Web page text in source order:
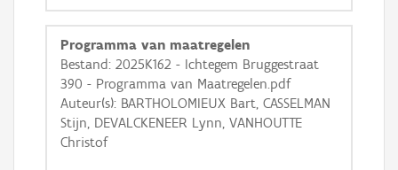
Basis Lagen
OSM-Basiskaart
Ortho
GRB-Basiskaart
Programma van maatregelen
Bestand: 2025K162 - Ichtegem Bruggestraat
390 - Programma van Maatregelen.pdf
Auteur(s): BARTHOLOMIEUX Bart, CASSELMAN
Stijn, DEVALCKENEER Lynn, VANHOUTTE
Christof